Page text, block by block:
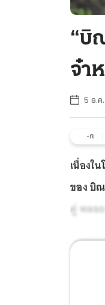
“บิ
จ๋า
5 ธ.ค
-ก
เนื่องใ
ของ บิ
คู่ พลอ